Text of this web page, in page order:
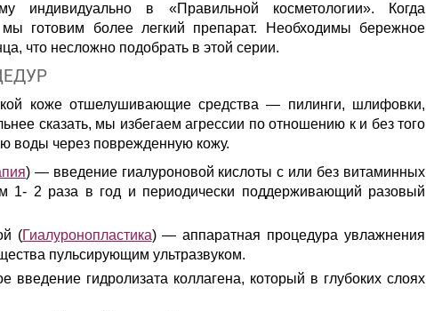
индивидуально в «Правильной косметологии». Когда
готовим более легкий препарат. Необходимы бережное
что несложно подобрать в этой серии.
коже отшелушивающие средства — пилинги, шлифовки,
сказать, мы избегаем агрессии по отношению к и без того
воды через поврежденную кожу.
) — введение гиалуроновой кислоты с или без витаминных
1- 2 раза в год и периодически поддерживающий разовый
(Гиалуронопластика) — аппаратная процедура увлажнения
пульсирующим ультразвуком.
введение гидролизата коллагена, который в глубоких слоях